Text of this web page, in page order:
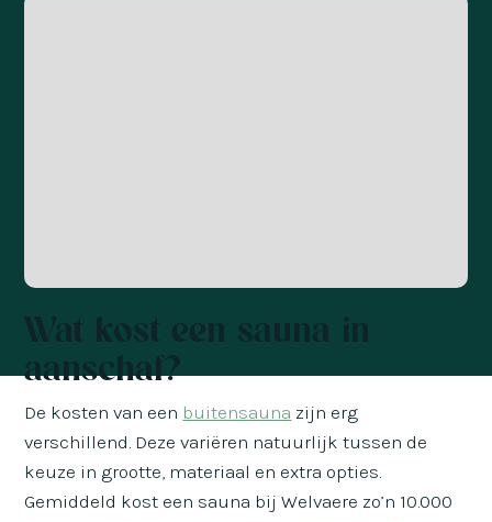
Wat kost een sauna in
aanschaf?
De kosten van een buitensauna zijn erg
verschillend. Deze variëren natuurlijk tussen de
keuze in grootte, materiaal en extra opties.
Gemiddeld kost een sauna bij Welvaere zo’n 10.000